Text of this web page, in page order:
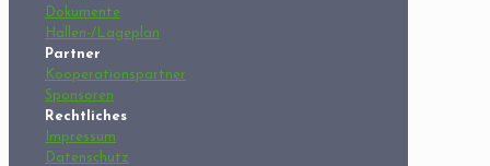
Dokumente
Hallen-/Lageplan
Partner
Kooperationspartner
Sponsoren
Rechtliches
Impressum
Datenschutz